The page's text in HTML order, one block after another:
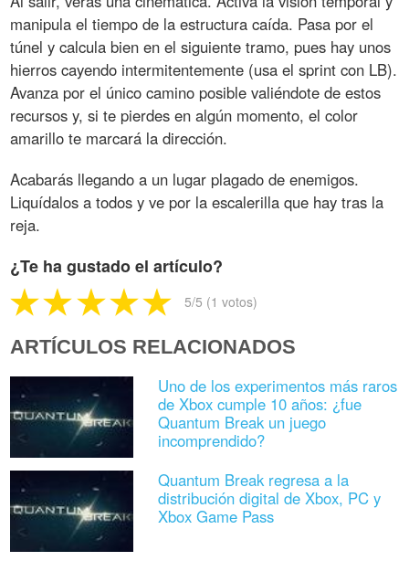
manipula el tiempo de la estructura caída. Pasa por el
túnel y calcula bien en el siguiente tramo, pues hay unos
hierros cayendo intermitentemente (usa el sprint con LB).
Avanza por el único camino posible valiéndote de estos
recursos y, si te pierdes en algún momento, el color
amarillo te marcará la dirección.
Acabarás llegando a un lugar plagado de enemigos.
Liquídalos a todos y ve por la escalerilla que hay tras la
reja.
¿Te ha gustado el artículo?
5/5 (1 votos)
ARTÍCULOS RELACIONADOS
Uno de los experimentos más raros
de Xbox cumple 10 años: ¿fue
Quantum Break un juego
incomprendido?
Quantum Break regresa a la
distribución digital de Xbox, PC y
Xbox Game Pass